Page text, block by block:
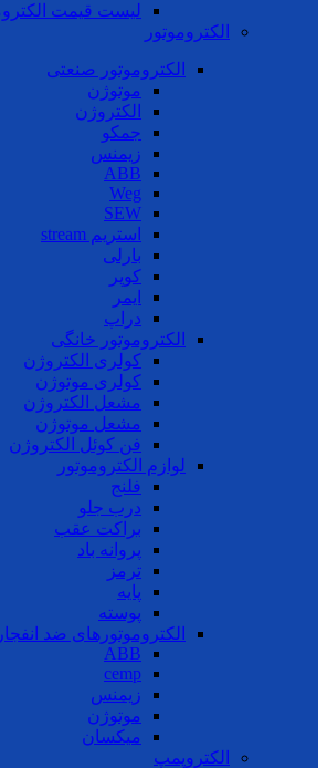
لیست قیمت
الکتروموتور
الکتروموتور صنعتی
موتوژن
الکتروژن
جمکو
زیمنس
ABB
Weg
SEW
استریم stream
بارلی
کوپر
ایمر
دراپ
الکتروموتور خانگی
کولری الکتروژن
کولری موتوژن
مشعل الکتروژن
مشعل موتوژن
فن کوئل الکتروژن
لوازم الکتروموتور
فلنج
درب جلو
براکت عقب
پروانه باد
ترمز
پایه
پوسته
الکتروموتورهای ضد انفجار
ABB
cemp
زیمنس
موتوژن
میکسان
الکتروپمپ